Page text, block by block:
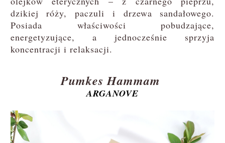
dzikiej róży, paczuli i drzewa sandałowego.
Posiada właściwości pobudzające,
energetyzujące, a jednocześnie sprzyja
koncentracji i relaksacji.
Pumkes Hammam
ARGANOVE